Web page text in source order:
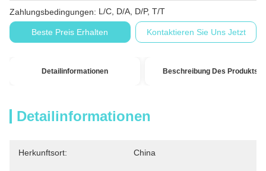
Zahlungsbedingungen: L/C, D/A, D/P, T/T
Beste Preis Erhalten Kontaktieren Sie Uns Jetzt
Detailinformationen Beschreibung Des Produkts
Detailinformationen
Herkunftsort: China